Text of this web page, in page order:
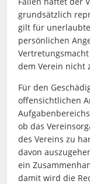
grundsätzlich
gilt für
persönlichen
dem Verein nicht
Für den
offensichtlichen
ob das
des Vereins zu
davon
ein
damit wird die